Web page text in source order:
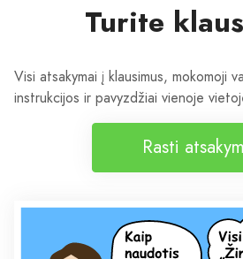
Turite
Visi atsakymai į klausimus, mokomoji
instrukcijos ir pavyzdžiai vienoje
Rasti